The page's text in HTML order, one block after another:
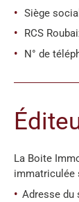
Siège
RCS
N° de
La Boite
immatriculée
Adresse du